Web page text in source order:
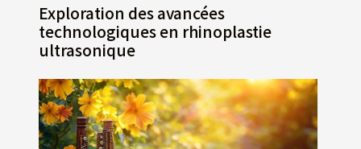
Exploration des avancées
technologiques en rhinoplastie
ultrasonique